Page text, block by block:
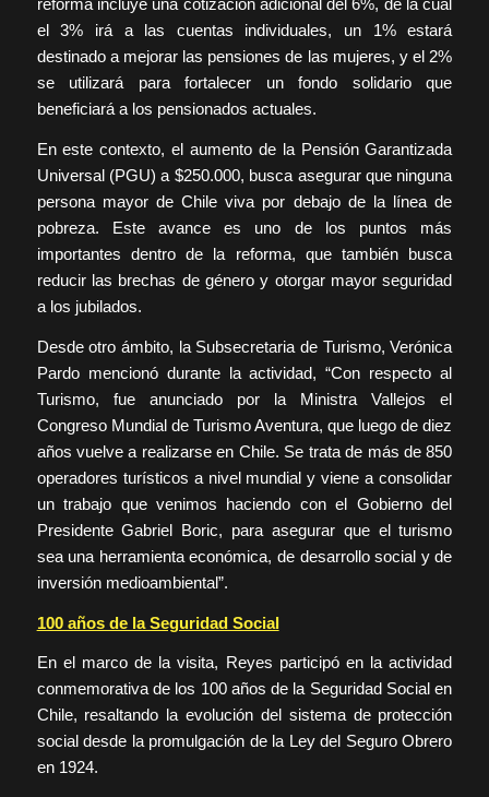
reforma incluye una cotización adicional del 6%, de la cual
el 3% irá a las cuentas individuales, un 1% estará
destinado a mejorar las pensiones de las mujeres, y el 2%
se utilizará para fortalecer un fondo solidario que
beneficiará a los pensionados actuales.
En este contexto, el aumento de la Pensión Garantizada
Universal (PGU) a $250.000, busca asegurar que ninguna
persona mayor de Chile viva por debajo de la línea de
pobreza. Este avance es uno de los puntos más
importantes dentro de la reforma, que también busca
reducir las brechas de género y otorgar mayor seguridad
a los jubilados.
Desde otro ámbito, la Subsecretaria de Turismo, Verónica
Pardo mencionó durante la actividad, “Con respecto al
Turismo, fue anunciado por la Ministra Vallejos el
Congreso Mundial de Turismo Aventura, que luego de diez
años vuelve a realizarse en Chile. Se trata de más de 850
operadores turísticos a nivel mundial y viene a consolidar
un trabajo que venimos haciendo con el Gobierno del
Presidente Gabriel Boric, para asegurar que el turismo
sea una herramienta económica, de desarrollo social y de
inversión medioambiental”.
100 años de la Seguridad Social
En el marco de la visita, Reyes participó en la actividad
conmemorativa de los 100 años de la Seguridad Social en
Chile, resaltando la evolución del sistema de protección
social desde la promulgación de la Ley del Seguro Obrero
en 1924.